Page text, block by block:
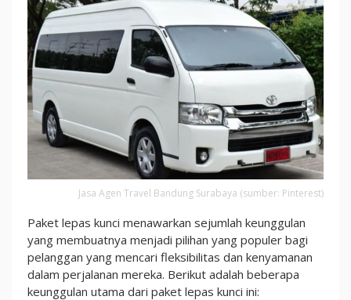
Jasa Agen Travel Bandung Surabaya (sumber: Pinterest)
Paket lepas kunci menawarkan sejumlah keunggulan
yang membuatnya menjadi pilihan yang populer bagi
pelanggan yang mencari fleksibilitas dan kenyamanan
dalam perjalanan mereka. Berikut adalah beberapa
keunggulan utama dari paket lepas kunci ini: